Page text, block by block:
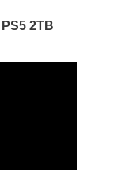
2TB